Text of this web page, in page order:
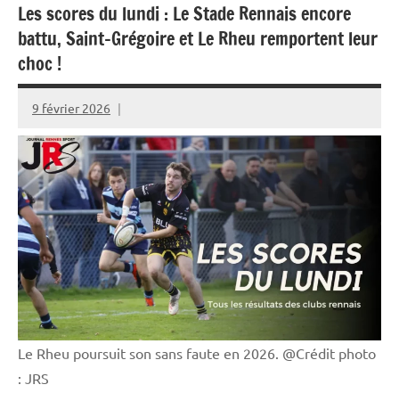
Les scores du lundi : Le Stade Rennais encore
battu, Saint-Grégoire et Le Rheu remportent leur
choc !
9 février 2026
Rédaction
JRS
Le Rheu poursuit son sans faute en 2026. @Crédit photo
: JRS